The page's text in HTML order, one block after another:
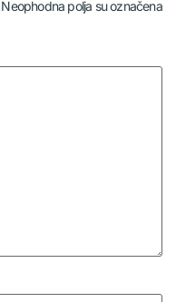
Neophodna polja su označena